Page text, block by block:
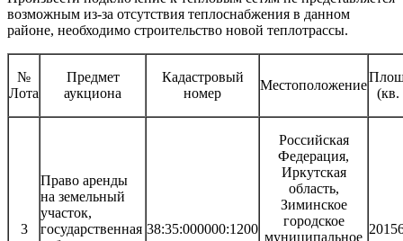
возможным из-за отсутствия теплоснабжения в данном
районе, необходимо строительство новой теплотрассы.
№
Лота
Предмет
аукциона
Кадастровый
номер
Местоположение
3
Право аренды
на земельный
участок,
государственная 38:35:000000:1200
Российская
Федерация,
Иркутская
область,
Зиминское
городское
муниципальное